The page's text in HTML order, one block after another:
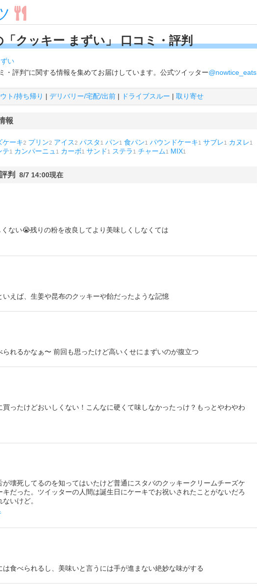
クッキー まずい」 口コミ・評判
ずい
・評判"に関する情報を集めてお届けしています。公式ツイッター@nowtice_eats
ト/持ち帰り | デリバリー/宅配/出前 | ドライブスルー | 取り寄せ
報
ケーキ2 プリン2 アイス2 パスタ 1 パン1 食パン1 パウンドケーキ1 サブレ1 カヌレ1
テ1 カンパーニュ 1 カーボ1 サンド 1 ステラ 1 チャーム1 MIX1
判 8/7 14:00現在
ない😭残りの粉を改良してより美味しくしなくては
えば、生姜や昆布のクッキーや飴だったような記憶
れるかなぁ〜 前回も思ったけど高いくせにまずいのが腹立つ
ったけどおいしくない！こんなに硬くて味しなかったっけ？もっとやわやわ
壊死してるのを知ってはいたけど普通にスタバのクッキークリームチーズケ
だった。ツイッターの人間は誕生日にケーキでお祝いされたことがないだろ
いけど。
食べられるし、美味いと言うには手が進まない絶妙な味がする